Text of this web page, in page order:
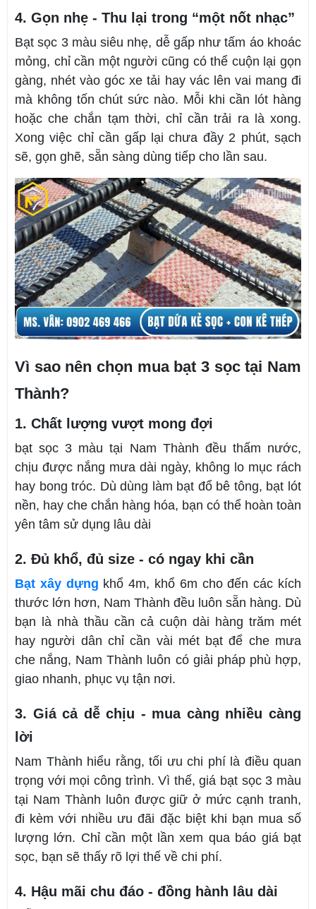
4. Gọn nhẹ - Thu lại trong “một nốt nhạc”
Bạt sọc 3 màu siêu nhẹ, dễ gấp như tấm áo khoác
mỏng, chỉ cần một người cũng có thể cuộn lại gọn
gàng, nhét vào góc xe tải hay vác lên vai mang đi
mà không tốn chút sức nào. Mỗi khi cần lót hàng
hoặc che chắn tạm thời, chỉ cần trải ra là xong.
Xong việc chỉ cần gấp lại chưa đầy 2 phút, sạch
sẽ, gọn ghẽ, sẵn sàng dùng tiếp cho lần sau.
Vì sao nên chọn mua bạt 3 sọc tại Nam
Thành?
1. Chất lượng vượt mong đợi
bạt sọc 3 màu tại Nam Thành đều thấm nước,
chịu được nắng mưa dài ngày, không lo mục rách
hay bong tróc. Dù dùng làm bạt đổ bê tông, bạt lót
nền, hay che chắn hàng hóa, bạn có thể hoàn toàn
yên tâm sử dụng lâu dài
2. Đủ khổ, đủ size - có ngay khi cần
Bạt xây dựng khổ 4m, khổ 6m cho đến các kích
thước lớn hơn, Nam Thành đều luôn sẵn hàng. Dù
bạn là nhà thầu cần cả cuộn dài hàng trăm mét
hay người dân chỉ cần vài mét bạt để che mưa
che nắng, Nam Thành luôn có giải pháp phù hợp,
giao nhanh, phục vụ tận nơi.
3. Giá cả dễ chịu - mua càng nhiều càng
lời
Nam Thành hiểu rằng, tối ưu chi phí là điều quan
trọng với mọi công trình. Vì thế, giá bạt sọc 3 màu
tại Nam Thành luôn được giữ ở mức cạnh tranh,
đi kèm với nhiều ưu đãi đặc biệt khi bạn mua số
lượng lớn. Chỉ cần một lần xem qua báo giá bạt
sọc, bạn sẽ thấy rõ lợi thế về chi phí.
4. Hậu mãi chu đáo - đồng hành lâu dài